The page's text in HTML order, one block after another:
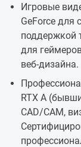
Игровые
GeForce для
поддержкой
для
веб-дизайна.
RTX A
CAD/CAM,